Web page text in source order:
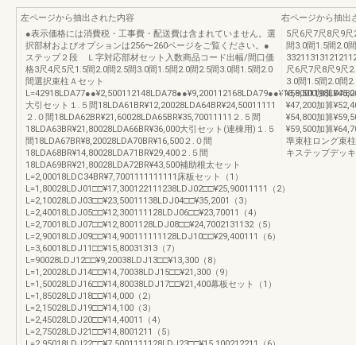
左ページから抽出された内容
●表示価格には消費税・工事費・配送費は含まれていません。選
択部材およびオプションは256〜260ページをご覧ください。●
ステップ２段 Ｌ字対応部材セット入数商品コード出幅/間口価
格3尺4尺5尺1.5間2.0間2.5間3.0間1.5間2.0間2.5間3.0間1.5間2.0
間選択束柱Ａセット
大引セット１.５間18LDA61BR¥12,20028LDA64BR¥24,50011111
２.０間18LDA62BR¥21,60028LDA65BR¥35,70011111２.５間
18LDA63BR¥21,80028LDA66BR¥36,000大引セット(連棟用)１.５
間18LDA67BR¥8,20028LDA70BR¥16,500２.０間
18LDA68BR¥14,80028LDA71BR¥29,400２.５間
18LDA69BR¥21,80028LDA72BR¥43,500補助根太セット
L=2,00018LDC34BR¥7,7001111111111床板セット（1）
L=1,80028LDJ01□□¥17,300122111238LDJ02□□¥25,90011111（2）
L=2,10028LDJ03□□¥23,50011138LDJ04□□¥35,2001（3）
L=2,40018LDJ05□□¥12,300111128LDJ06□□¥23,70011（4）
L=2,70018LDJ07□□¥12,8001128LDJ08□□¥24,7002131132（5）
L=2,90018LDJ09□□¥14,900111111128LDJ10□□¥29,400111（6）
L=3,60018LDJ11□□¥15,80031313（7）
L=90028LDJ12□□¥9,20038LDJ13□□¥13,300（8）
L=1,20028LDJ14□□¥14,70038LDJ15□□¥21,300（9）
L=1,50028LDJ16□□¥14,80038LDJ17□□¥21,400幕板セット（1）
L=1,85028LDJ18□□¥14,000（2）
L=2,15028LDJ19□□¥14,100（3）
L=2,45028LDJ20□□¥14,40011（4）
L=2,75028LDJ21□□¥14,8001211（5）
右ページから抽出
5尺6尺7尺8尺9
間3.0間1.5間2.0
尺6尺7尺8尺9尺
3.0間1.5間2.0間
¥59,500加算
¥47,200加算
¥54,800加算
¥59,500加算
準束柱ロング束
キステップデッ